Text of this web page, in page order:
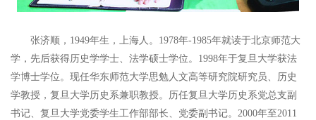
张济顺，1949年生，上海人。1978年-1985年就读于北京师范大
学，先后获得历史学学士、法学硕士学位。1998年于复旦大学获法
学博士学位。现任华东师范大学思勉人文高等研究院研究员、历史
学教授，复旦大学历史系兼职教授。历任复旦大学历史系党总支副
书记、复旦大学党委学生工作部部长、党委副书记。2000年至2011